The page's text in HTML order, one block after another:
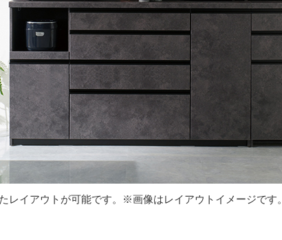
レイアウトが可能です。※画像はレイアウトイメージです。